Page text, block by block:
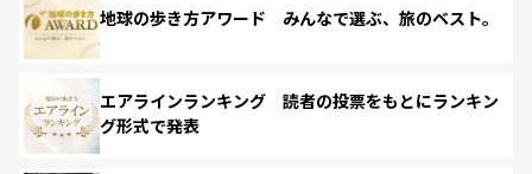
地球の歩き方アワード みんなで選ぶ、旅のベスト。
エアラインランキング 読者の投票をもとにランキン
グ形式で発表